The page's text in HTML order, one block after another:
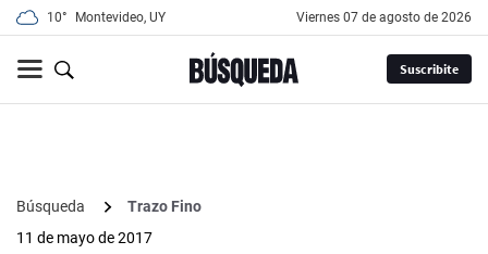
10° Montevideo, UY viernes 07 de agosto de 2026
Suscribite
Búsqueda
Trazo Fino
11 de mayo de 2017